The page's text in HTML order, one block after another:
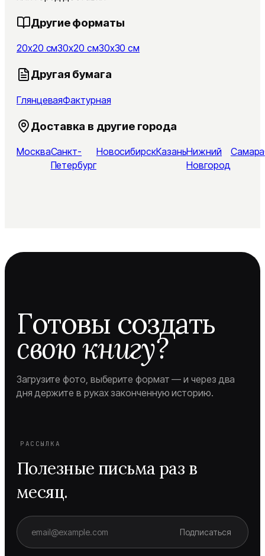
Другие форматы
20x20 см30x20 см30x30 см
Другая бумага
ГлянцеваяФактурная
Доставка в другие города
МоскваСанкт-
Петербург
НовосибирскКазаньНижний
Новгород
Самара
Готовы создать
свою книгу?
Загрузите фото, выберите формат — и через два
дня держите в руках законченную историю.
РАССЫЛКА
Полезные письма раз в
месяц.
Подписаться